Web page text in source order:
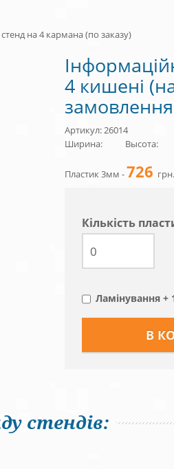
на 4 кармана (по заказу)
4 кишені
Артикул: 26014
Ширина:
Высота:
Пластик 3мм -726 грн.
Кiлькiсть
Ламінування +
стендів: